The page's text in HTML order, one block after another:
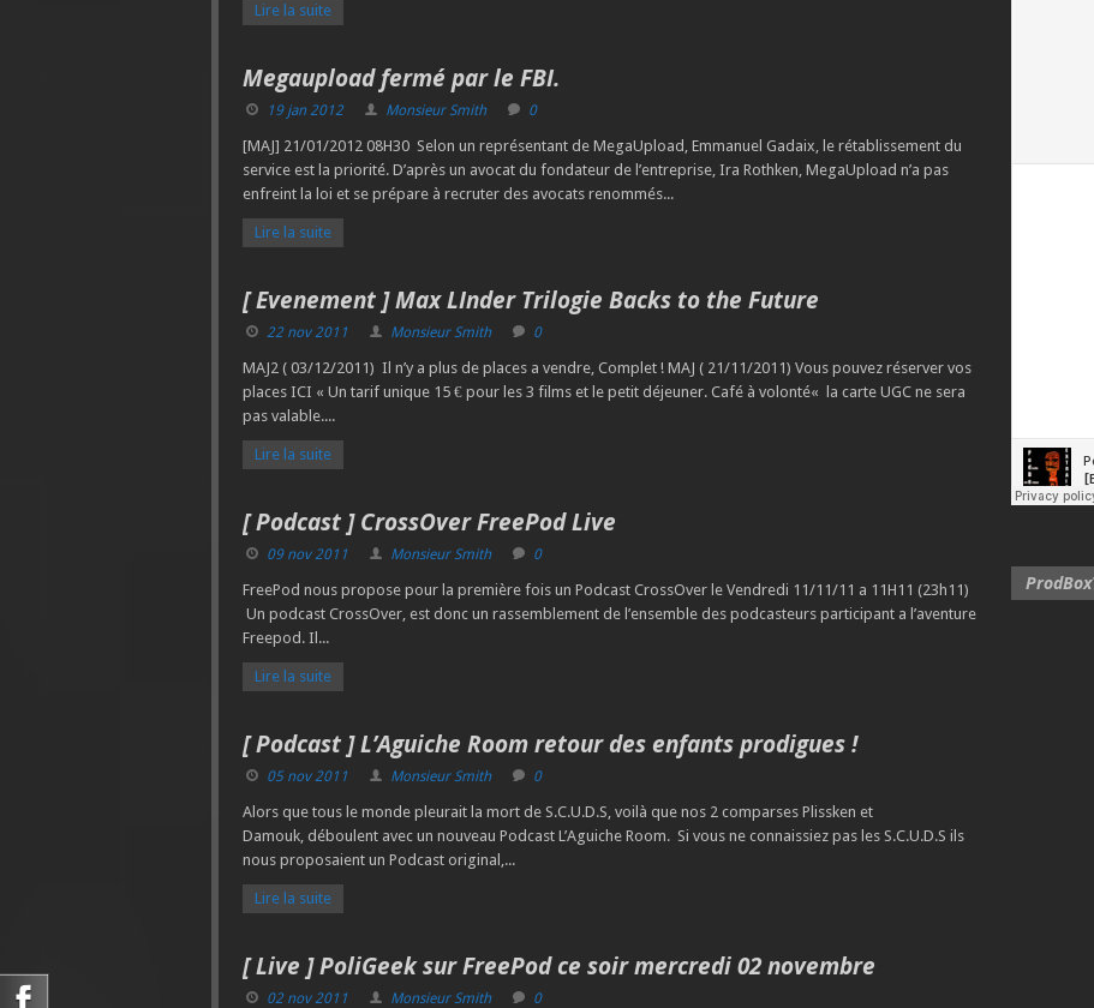
Lire la suite
Megaupload fermé par le FBI.
19 jan 2012 Monsieur Smith 0
[MAJ] 21/01/2012 08H30 Selon un représentant de MegaUpload, Emmanuel Gadaix, le rétablissement du
service est la priorité. D’après un avocat du fondateur de l’entreprise, Ira Rothken, MegaUpload n’a pas
enfreint la loi et se prépare à recruter des avocats renommés...
Lire la suite
[ Evenement ] Max LInder Trilogie Backs to the Future
22 nov 2011 Monsieur Smith 0
MAJ2 ( 03/12/2011) Il n’y a plus de places a vendre, Complet ! MAJ ( 21/11/2011) Vous pouvez réserver vos
places ICI « Un tarif unique 15 € pour les 3 films et le petit déjeuner. Café à volonté« la carte UGC ne sera
pas valable....
Lire la suite
[ Podcast ] CrossOver FreePod Live
09 nov 2011 Monsieur Smith 0
FreePod nous propose pour la première fois un Podcast CrossOver le Vendredi 11/11/11 a 11H11 (23h11)
Un podcast CrossOver, est donc un rassemblement de l’ensemble des podcasteurs participant a l’aventure
Freepod. Il...
Lire la suite
[ Podcast ] L’Aguiche Room retour des enfants prodigues !
05 nov 2011 Monsieur Smith 0
Alors que tous le monde pleurait la mort de S.C.U.D.S, voilà que nos 2 comparses Plissken et
Damouk, déboulent avec un nouveau Podcast L’Aguiche Room. Si vous ne connaissiez pas les S.C.U.D.S ils
nous proposaient un Podcast original,...
Lire la suite
[ Live ] PoliGeek sur FreePod ce soir mercredi 02 novembre
02 nov 2011 Monsieur Smith 0